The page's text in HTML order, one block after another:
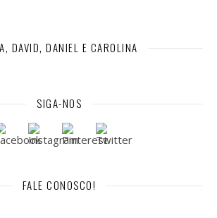
DAVID, DANIEL E CAROLINA
SIGA-NOS
FALE CONOSCO!